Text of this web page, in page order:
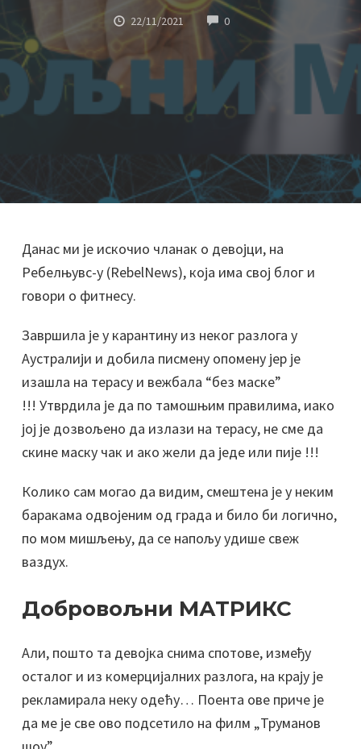
22/11/2021 0COMMENTS
Данас ми је искочио чланак о девојци, на
Ребелњувс-у (RebelNews), која има свој блог и
говори о фитнесу.
Завршила је у карантину из неког разлога у
Аустралији и добила писмену опомену јер је
изашла на терасу и вежбала “без маске”
!!! Утврдила је да по тамошњим правилима, иако
јој је дозвољено да излази на терасу, не сме да
скине маску чак и ако жели да једе или пије !!!
Колико сам могао да видим, смештена је у неким
баракама одвојеним од града и било би логично,
по мом мишљењу, да се напољу удише свеж
ваздух.
Добровољни МАТРИКС
Али, пошто та девојка снима спотове, између
осталог и из комерцијалних разлога, на крају је
рекламирала неку одећу… Поента ове приче је
да ме је све ово подсетило на филм „Труманов